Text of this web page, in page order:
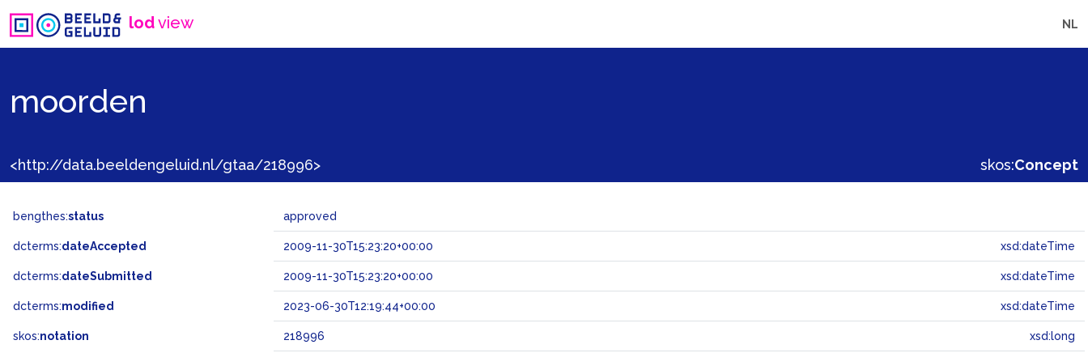
lodview NL
moorden
<http://data.beeldengeluid.nl/gtaa/218996> skos:Concept
bengthes:status approved
dcterms:dateAccepted 2009-11-30T15:23:20+00:00 xsd:dateTime
dcterms:dateSubmitted 2009-11-30T15:23:20+00:00 xsd:dateTime
dcterms:modified 2023-06-30T12:19:44+00:00 xsd:dateTime
skos:notation 218996 xsd:long